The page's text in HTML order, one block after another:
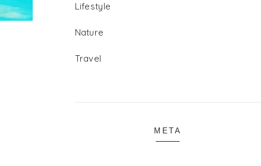
Lifestyle
Nature
Travel
META